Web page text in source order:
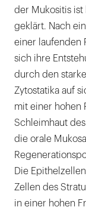
der Mukositis
geklärt. Nach
einer laufenden
sich ihre
durch den
Zytostatika auf
mit einer hohen
Schleimhaut
die orale
Die
Zellen des
in einer hohen